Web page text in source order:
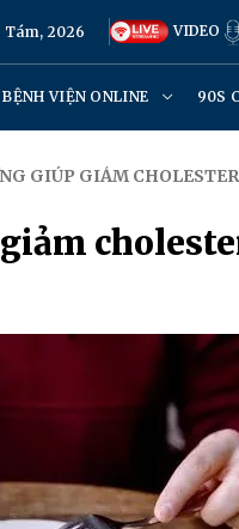
Tám, 2026 VIDEO
BỆNH VIỆN ONLINE 90S
GIÚP GIẢM